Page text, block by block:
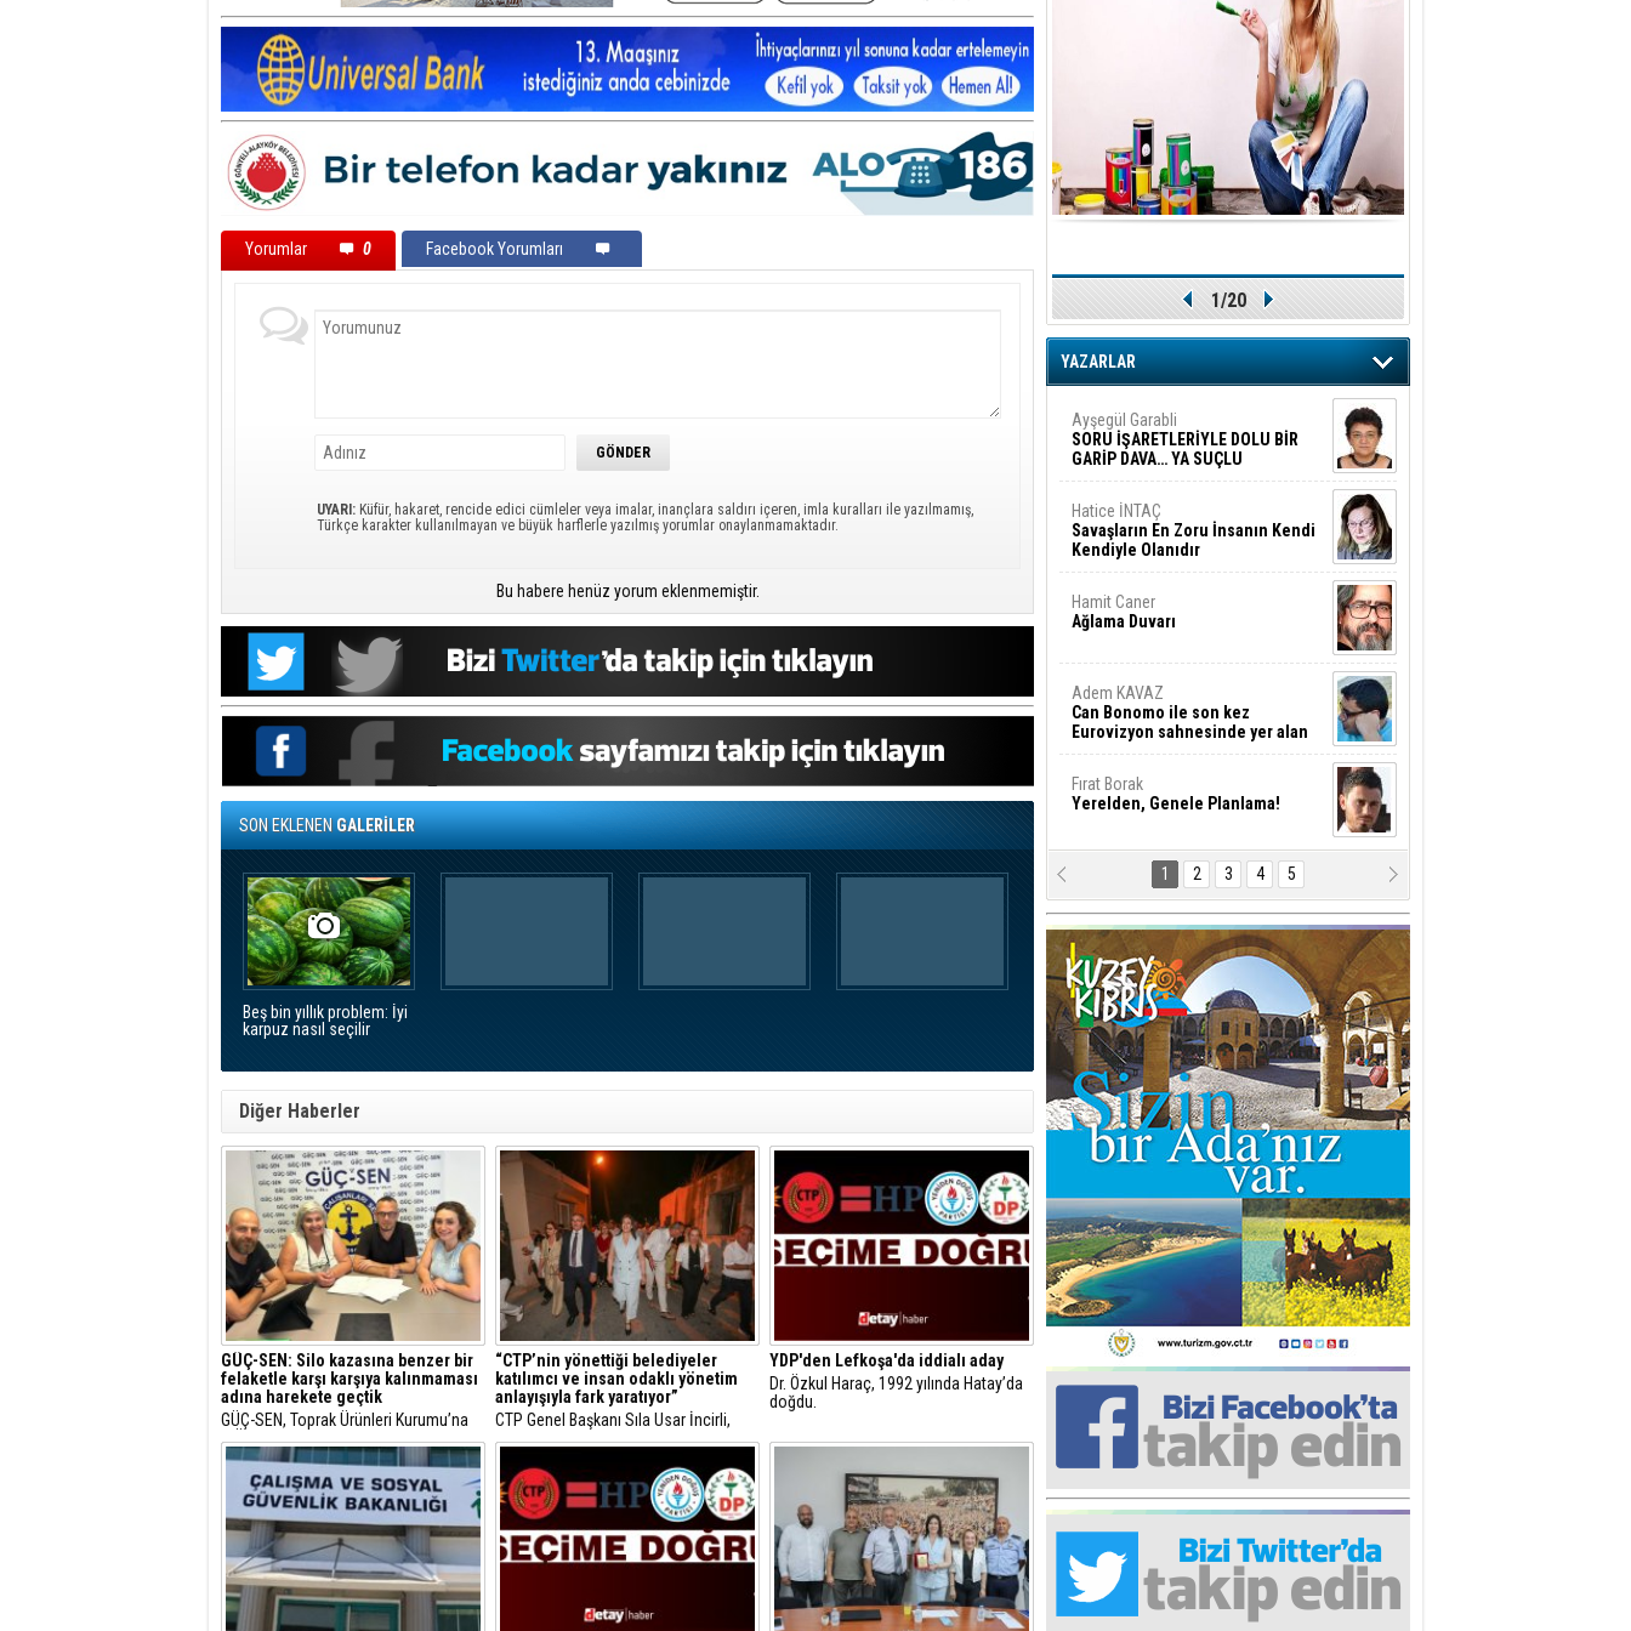
Yorumlar 0 Facebook Yorumları
UYARI: Küfür, hakaret, rencide edici cümleler veya imalar, inançlara saldırı içeren, imla kuralları ile yazılmamış,
Türkçe karakter kullanılmayan ve büyük harflerle yazılmış yorumlar onaylanmamaktadır.
Bu habere henüz yorum eklenmemiştir.
SON EKLENENGALERİLER
Beş bin yıllık problem: İyi
karpuz nasıl seçilir
Diğer Haberler
GÜÇ-SEN: Silo kazasına benzer bir
felaketle karşı karşıya kalınmaması
adına harekete geçtik
GÜÇ-SEN, Toprak Ürünleri Kurumu’na
(TÜK) ait silodakine benzer bir
felaketle karşı karşıya kalınmaması
adına harekete geçtiklerini, üyelerinin
iş sağlığı ve güvenliği konusunda
bilinçlendirilmesi amacıyla
Gazimağusa Limanı’dan başlayacak
eğitimler düzen
“CTP’nin yönettiği belediyeler
katılımcı ve insan odaklı yönetim
anlayışıyla fark yaratıyor”
CTP Genel Başkanı Sıla Usar İncirli,
“CTP’nin yönettiği belediyeler katılımcı
fark yaratıyor” dedi.
YDP'den Lefkoşa'da iddialı aday
Dr. Özkul Haraç, 1992 yılında Hatay’da
doğdu.
1/20
YAZARLAR
Ayşegül Garabli
SORU İŞARETLERİYLE DOLU BİR
GARİP DAVA… YA SUÇLU
DEĞİLSE???
Hatice İNTAÇ
Savaşların En Zoru İnsanın Kendi
Kendiyle Olanıdır
Hamit Caner
Ağlama Duvarı
Adem KAVAZ
Can Bonomo ile son kez
Eurovizyon sahnesinde yer alan
Türkiye 10 yıl aradan sonra
Fırat Borak
Yerelden, Genele Planlama!
Erkut YILMABAŞAR
Bayrak tartışmaları ve ihalesiz
işler!
Arif Alasya
2015 SONRASI VE AKINCI.
Fatma Baysal
SURLAR İÇİ’NDE KOLAYDIR ÖLMEK
Ediz TUNCEL
Göz göre göre…
Taner ULUTAŞ
İnşallah St. Lois ile Hakkaido
Adası gibi olmayız !...
Ali KİŞMİR
FIRSAT VE KORKU
Turgut ÇALICI
İki Lakırdı da benden!
Yrd. Doç. Ercan HOŞKARA
Yatırım Yapmazsan Var Olamazsın:
Hedefteki Kurum Kıb-Tek
Rana Sarro
Başıma gelen skandal olayı
1 2 3 4 5